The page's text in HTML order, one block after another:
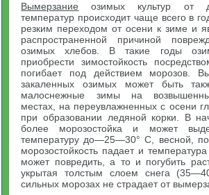
Вымерзание озимых культур от
температур происходит чаще всего в
резким переходом от осени к зиме и
распространенной причиной
озимых хлебов. В такие годы
приобрести зимостойкость
погибает под действием морозов.
закаленных озимых может быть
малоснежные зимы на
местах, на переувлажненных с осени
при образовании ледяной корки. В
более морозостойка и может
температуру до—25—30° С, весной,
морозостойкость падает и
может повредить, а то и погубить
укрытая толстым слоем снега
сильных морозах не страдает от